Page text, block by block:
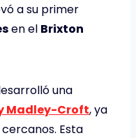
a su primer
en el Brixton
una
Madley-Croft, ya
Esta